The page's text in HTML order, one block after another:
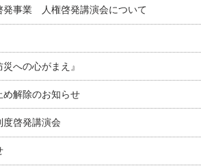
発事業 人権啓発講演会について
への心がまえ』
め解除のお知らせ
啓発講演会